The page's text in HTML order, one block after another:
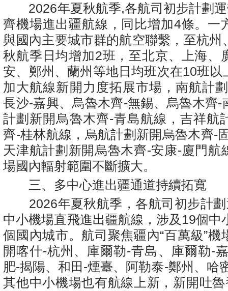
2026年夏秋航季,各航司初步計劃運
齊機場進出疆航線，同比增加4條。一
與國內主要城市群的航空聯繫，至杭州
秋航季日均增加2班，至北京、上海、
安、鄭州、蘭州等地日均班次在10班以
加大航線新開力度拓展市場，南航計
長沙-嘉興、烏魯木齊-無錫、烏魯木齊-
計劃新開烏魯木齊-青島航線，吉祥航
齊-桂林航線，烏航計劃新開烏魯木齊-
天津航計劃新開烏魯木齊-安康-廈門航
場國內輻射範圍不斷擴大。
三、多中心進出疆通道持續拓寬
2026年夏秋航季，各航司初步計劃
中小機場直飛進出疆航線，涉及19個中
個國內城市。航司聚焦疆內“百萬級”機
開喀什-杭州、庫爾勒-青島、庫爾勒-
肥-揭陽、和田-煙臺、阿勒泰-鄭州、哈
其他中小機場也有航線上新，新開吐